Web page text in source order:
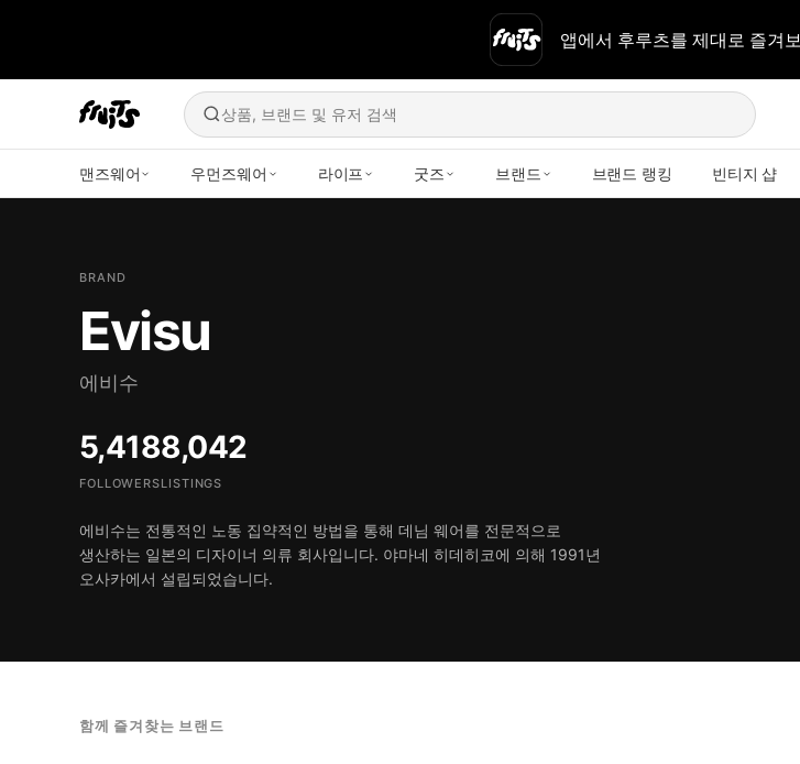
앱에서 후루츠를 제대로 즐겨
상품, 브랜드 및 유저 검색
맨즈웨어 우먼즈웨어 라이프 굿즈 브랜드 브랜드 랭킹 빈티지 샵
BRAND
Evisu
에비수
5,418
FOLLOWERS
8,042
LISTINGS
에비수는 전통적인 노동 집약적인 방법을 통해 데님 웨어를 전문적으로
생산하는 일본의 디자이너 의류 회사입니다. 야마네 히데히코에 의해 1991년
오사카에서 설립되었습니다.
함께 즐겨찾는 브랜드